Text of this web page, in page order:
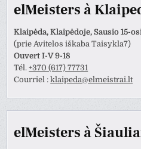
elMeisters à
Klaipėda, Klaipėdoje, Sausio 15-
(prie Avitelos iškaba Taisykla7)
Ouvert I-V 9-18
Tél.+370 (617) 77731
Courriel :klaipeda@elmeistrai.lt
elMeisters à